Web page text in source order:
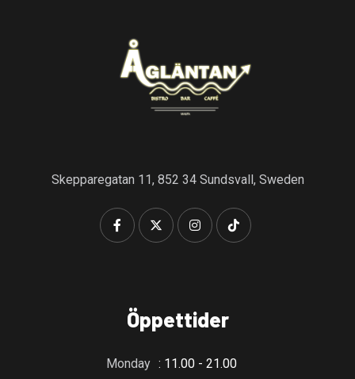
Skepparegatan 11, 852 34 Sundsvall, Sweden
Öppettider
Monday : 11.00 - 21.00